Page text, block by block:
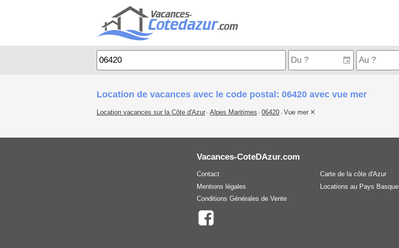
Location de vacances avec le code postal: 06420 avec vue mer
Location vacances sur la Côte d'Azur > Alpes Maritimes > 06420 > Vue mer
Vacances-CoteDAzur.com
Contact
Mentions légales
Conditions Générales de Vente
Carte de la côte d'Azur
Locations au Pays Basque